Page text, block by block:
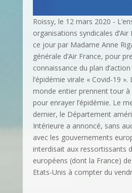
Roissy, le 12 mars 2020 -
organisations syndicales
ce jour par Madame Anne
générale d’Air France, pour
connaissance du plan
l’épidémie virale « Covid-19 ».
monde entier prennent tour
pour enrayer l’épidémie. Le
dernier, le Département
Intérieure a annoncé, sans
avec les gouvernements
interdisait aux ressortissants
européens (dont la France)
Etats-Unis à compter du